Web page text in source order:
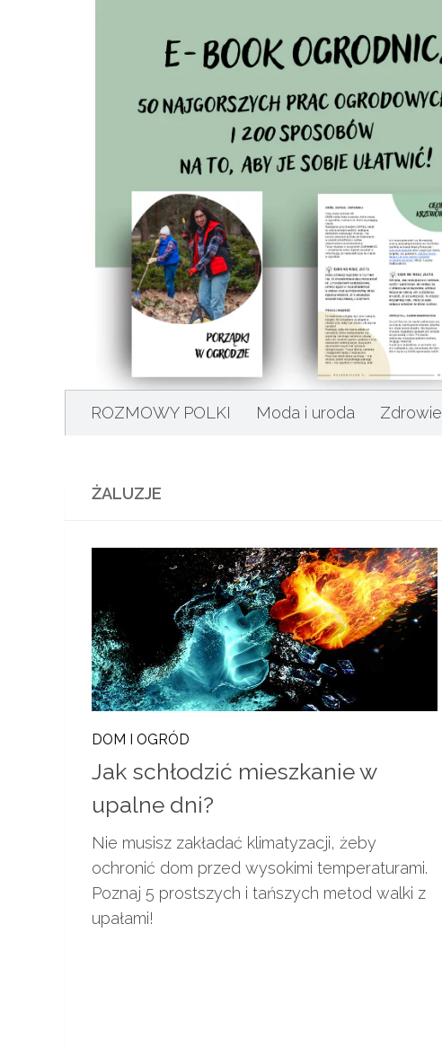
ROZMOWY POLKI Moda i uroda Zdrowie
ŻALUZJE
DOM I OGRÓD
Jak schłodzić mieszkanie w
upalne dni?
Nie musisz zakładać klimatyzacji, żeby
ochronić dom przed wysokimi temperaturami.
Poznaj 5 prostszych i tańszych metod walki z
upałami!